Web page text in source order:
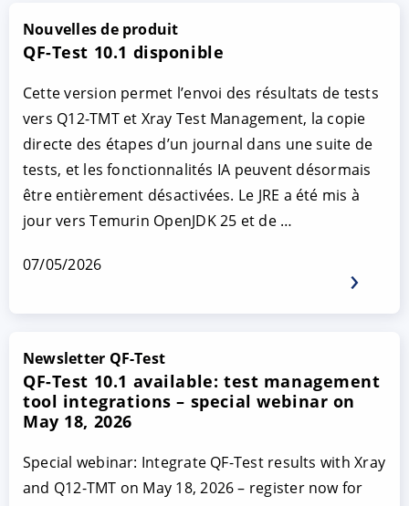
Nouvelles de produit
QF-Test 10.1 disponible
Cette version permet l’envoi des résultats de tests
vers Q12-TMT et Xray Test Management, la copie
directe des étapes d’un journal dans une suite de
tests, et les fonctionnalités IA peuvent désormais
être entièrement désactivées. Le JRE a été mis à
jour vers Temurin OpenJDK 25 et de …
07/05/2026
Newsletter QF-Test
QF-Test 10.1 available: test management
tool integrations – special webinar on
May 18, 2026
Special webinar: Integrate QF-Test results with Xray
and Q12-TMT on May 18, 2026 – register now for